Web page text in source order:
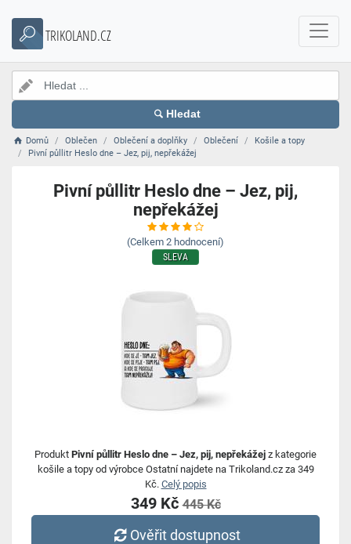
TRIKOLAND.CZ
Hledat
Domů Oblečen Oblečení a doplňky Oblečení
Košile a topy
Pivní půllitr Heslo dne – Jez, pij, nepřekážej
Pivní půllitr Heslo dne – Jez, pij,
nepřekážej
(Celkem 2 hodnocení)
SLEVA
Produkt Pivní půllitr Heslo dne – Jez, pij, nepřekážej z kategorie
košile a topy od výrobce Ostatní najdete na Trikoland.cz za 349
Kč. Celý popis
349 Kč445 Kč
Ověřit dostupnost